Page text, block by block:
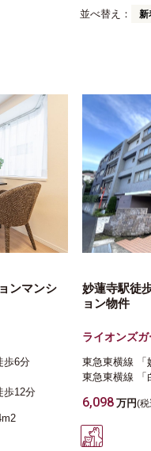
並べ替え： 新
ンマンシ
歩6分
歩12分
2
妙蓮寺駅徒
ョン物件
ライオンズ
東急東横線
東急東横線
6,098 万円(